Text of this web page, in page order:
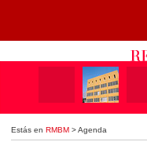
Estás en RMBM > Agenda